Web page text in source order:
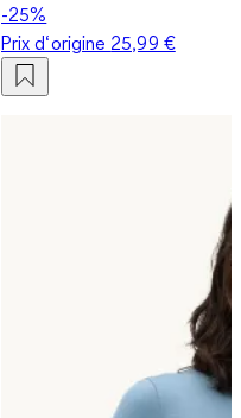
-25%
Prix d‘origine 25,99 €